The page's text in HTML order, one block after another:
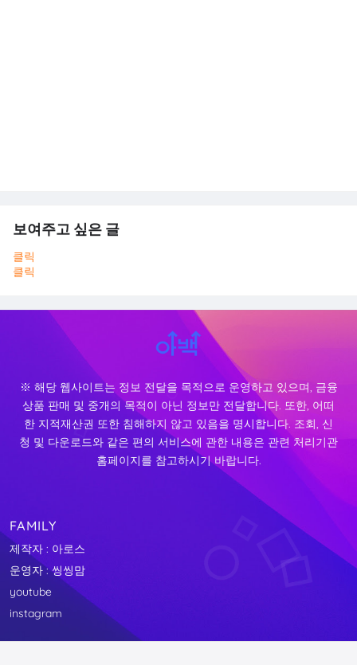
보여주고 싶은 글
클릭
클릭
※ 해당 웹사이트는 정보 전달을 목적으로 운영하고 있으며, 금융
상품 판매 및 중개의 목적이 아닌 정보만 전달합니다. 또한, 어떠
한 지적재산권 또한 침해하지 않고 있음을 명시합니다. 조회, 신
청 및 다운로드와 같은 편의 서비스에 관한 내용은 관련 처리기관
홈페이지를 참고하시기 바랍니다.
FAMILY
제작자 : 아로스
운영자 : 씽씽맘
youtube
instagram